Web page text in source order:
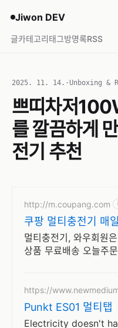
Jiwon DEV
글카테고리태그방명록RSS
2025. 11. 14. · Unboxing &
쁘띠차저
를 깔끔하게
전기 추천
http://m.coupang.com
쿠팡 멀티충전기 매
와우회원 특가
멀티충전기, 와우회원
상품 무료배송 오늘주
https://
Punkt ES01 멀티탭
Electricity doesn't